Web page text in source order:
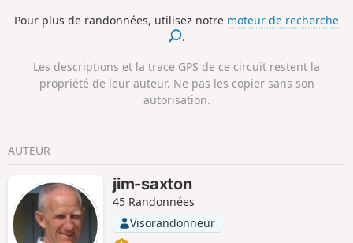
commencer à Aston Magna GL56 9RG,
en veillant à ne pas gêner les entrées
Pour plus de randonnées, utilisez notre moteur de recherche
.
Les descriptions et la trace GPS de ce circuit restent la
propriété de leur auteur. Ne pas les copier sans son
autorisation.
AUTEUR
jim-saxton
45 Randonnées
Visorandonneur